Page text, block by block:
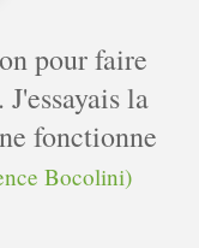
pour faire
la
fonctionne
Bocolini)